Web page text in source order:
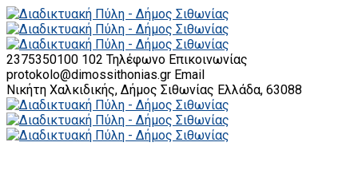
2375350100 102 Τηλέφωνο Επικοινωνίας
protokolo@dimossithonias.gr Email
Νικήτη Χαλκιδικής, Δήμος Σιθωνίας Ελλάδα, 63088